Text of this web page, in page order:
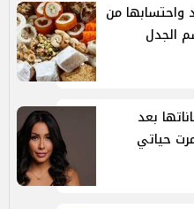
واحتسابها من
الجدل
بعد
حياتي